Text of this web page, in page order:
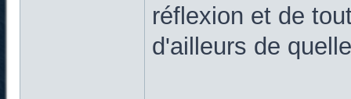
réflexion et de
d'ailleurs de